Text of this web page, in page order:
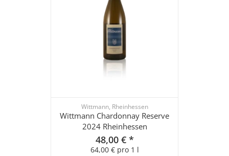
Wittmann, Rheinhessen
Wittmann Chardonnay Reserve
2024 Rheinhessen
48,00 € *
64,00 € pro 1 l